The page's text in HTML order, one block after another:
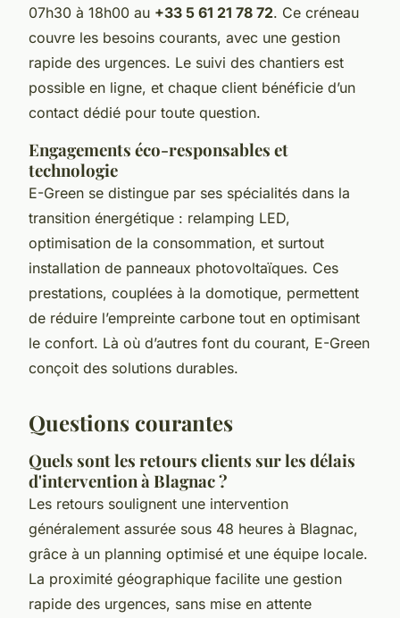
07h30 à 18h00 au +33 5 61 21 78 72. Ce créneau
couvre les besoins courants, avec une gestion
rapide des urgences. Le suivi des chantiers est
possible en ligne, et chaque client bénéficie d’un
contact dédié pour toute question.
Engagements éco-responsables et
technologie
E-Green se distingue par ses spécialités dans la
transition énergétique : relamping LED,
optimisation de la consommation, et surtout
installation de panneaux photovoltaïques. Ces
prestations, couplées à la domotique, permettent
de réduire l’empreinte carbone tout en optimisant
le confort. Là où d’autres font du courant, E-Green
conçoit des solutions durables.
Questions courantes
Quels sont les retours clients sur les délais
d'intervention à Blagnac ?
Les retours soulignent une intervention
généralement assurée sous 48 heures à Blagnac,
grâce à un planning optimisé et une équipe locale.
La proximité géographique facilite une gestion
rapide des urgences, sans mise en attente